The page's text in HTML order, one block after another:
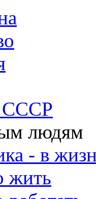
СССР
людям
- в
жить